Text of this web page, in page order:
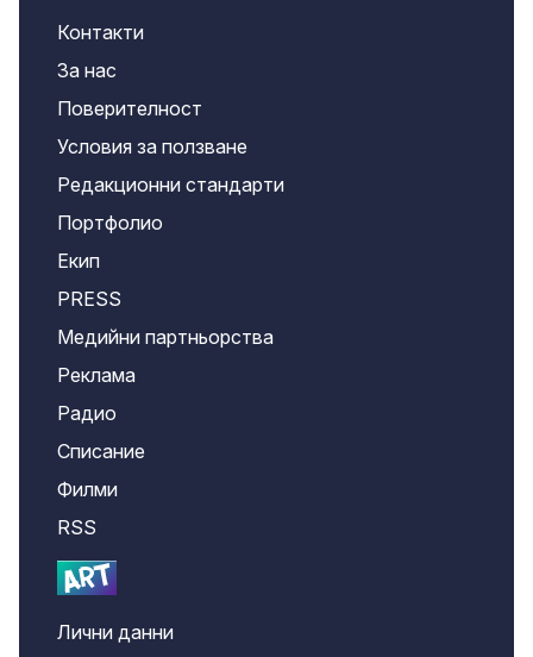
Контакти
За нас
Поверителност
Условия за ползване
Редакционни стандарти
Портфолио
Екип
PRESS
Медийни партньорства
Реклама
Радио
Списание
Филми
RSS
Лични данни